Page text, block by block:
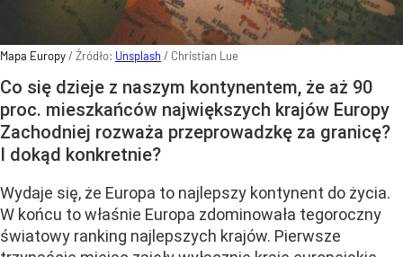
Mapa Europy/ Źródło: Unsplash / Christian Lue
Co się dzieje z naszym kontynentem, że aż 90
proc. mieszkańców największych krajów Europy
Zachodniej rozważa przeprowadzkę za granicę?
I dokąd konkretnie?
Wydaje się, że Europa to najlepszy kontynent do życia.
W końcu to właśnie Europa zdominowała tegoroczny
światowy ranking najlepszych krajów. Pierwsze